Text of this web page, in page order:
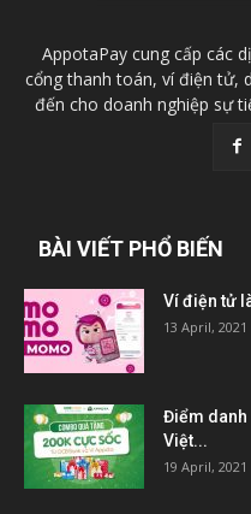
AppotaPay cung cấp các
cổng thanh toán, ví điện tử,
đến cho doanh nghiệp sự
BÀI VIẾT PHỔ BIẾN
Ví điện tử
13 April, 2021
Điểm danh
Việt...
19 April, 2021